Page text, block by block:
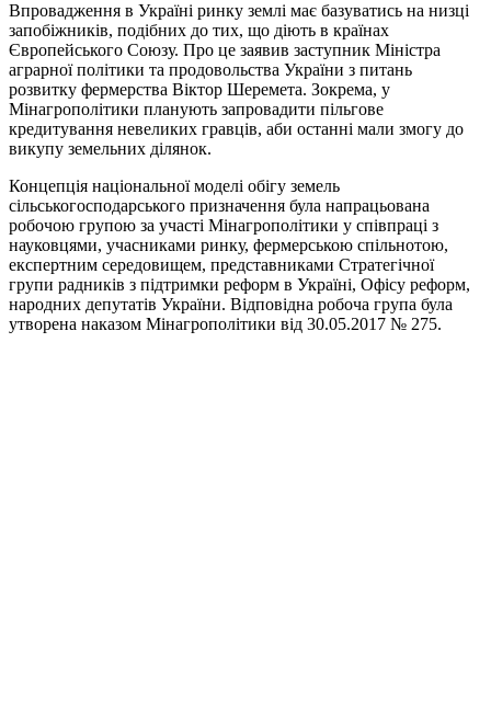
Впровадження в Україні ринку землі має базуватись на низці
запобіжників, подібних до тих, що діють в країнах
Європейського Союзу. Про це заявив заступник Міністра
аграрної політики та продовольства України з питань
розвитку фермерства Віктор Шеремета. Зокрема, у
Мінагрополітики планують запровадити пільгове
кредитування невеликих гравців, аби останні мали змогу до
викупу земельних ділянок.
Концепція національної моделі обігу земель
сільськогосподарського призначення була напрацьована
робочою групою за участі Мінагрополітики у співпраці з
науковцями, учасниками ринку, фермерською спільнотою,
експертним середовищем, представниками Стратегічної
групи радників з підтримки реформ в Україні, Офісу реформ,
народних депутатів України. Відповідна робоча група була
утворена наказом Мінагрополітики від 30.05.2017 № 275.